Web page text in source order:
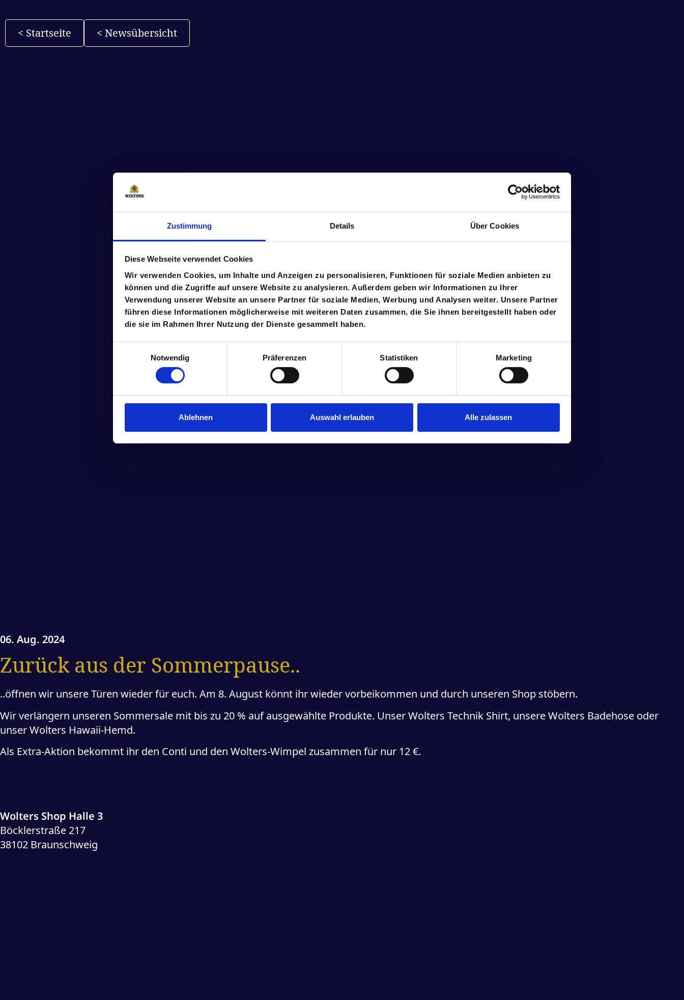
Zustimmung Details Über Cookies
Diese Webseite verwendet Cookies
Wir verwenden Cookies, um Inhalte und Anzeigen zu personalisieren, Funktionen für soziale Medien anbieten zu
können und die Zugriffe auf unsere Website zu analysieren. Außerdem geben wir Informationen zu Ihrer
Verwendung unserer Website an unsere Partner für soziale Medien, Werbung und Analysen weiter. Unsere Partner
führen diese Informationen möglicherweise mit weiteren Daten zusammen, die Sie ihnen bereitgestellt haben oder
die sie im Rahmen Ihrer Nutzung der Dienste gesammelt haben.
Notwendig
Präferenzen Statistiken Marketing
Ablehnen Auswahl erlauben Alle zulassen
< Startseite < Newsübersicht
06. Aug. 2024
Zurück aus der Sommerpause..
..öffnen wir unsere Türen wieder für euch. Am 8. August könnt ihr wieder vorbeikommen und durch unseren Shop stöbern.
Wir verlängern unseren Sommersale mit bis zu 20 % auf ausgewählte Produkte. Unser Wolters Technik Shirt, unsere Wolters Badehose oder
unser Wolters Hawaii-Hemd.
Als Extra-Aktion bekommt ihr den Conti und den Wolters-Wimpel zusammen für nur 12 €.
Wolters Shop Halle 3
Böcklerstraße 217
38102 Braunschweig